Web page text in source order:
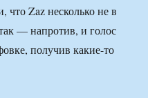
что Zaz несколько не в
— напротив, и голос
получив какие-то